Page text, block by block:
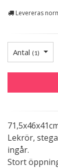
Levereras
Antal (1)
Lekrör,
ingår.
Stort